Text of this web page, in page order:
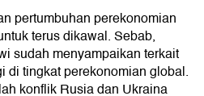
pertumbuhan perekonomian
terus dikawal. Sebab,
sudah menyampaikan terkait
di tingkat perekonomian global.
konflik Rusia dan Ukraina